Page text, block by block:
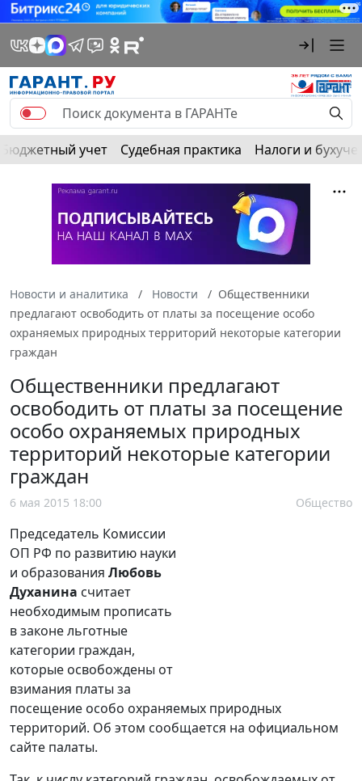
Бюджетный учет Судебная практика Налоги и
Новости и аналитика Новости
Общественники
предлагают освободить от платы за посещение особо
охраняемых природных территорий некоторые категории
граждан
Общественники предлагают
освободить от платы за посещение
особо охраняемых природных
территорий некоторые категории
граждан
6 мая 2015 18:00 Общество
Председатель Комиссии
ОП РФ по развитию науки
и образования Любовь
Духанина считает
необходимым прописать
в законе льготные
категории граждан,
которые освобождены от
взимания платы за
посещение особо охраняемых природных
территорий. Об этом сообщается на официальном
сайте палаты.